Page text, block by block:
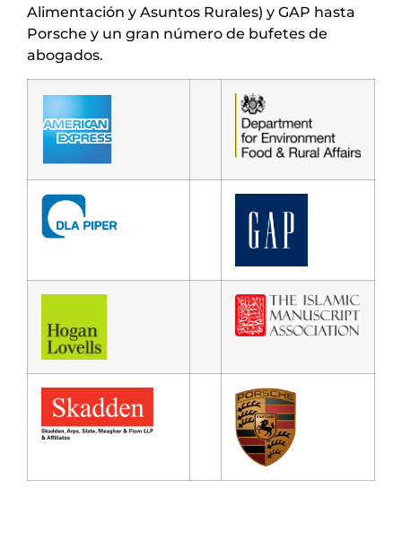
Alimentación y Asuntos Rurales) y GAP hasta
Porsche y un gran número de bufetes de
abogados.